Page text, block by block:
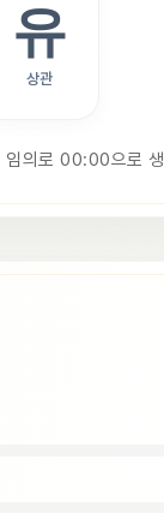
유
상관
의로 00:00으로